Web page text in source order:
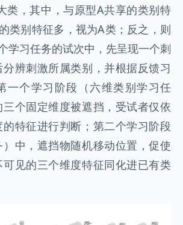
类，其中，与原型A共享的类别特
类别特征多，视为A类；反之，则
学习任务的试次中，先呈现一个刺
辨刺激所属类别，并根据反馈习
一个学习阶段（六维类别学习任
个固定维度被遮挡，受试者仅依
特征进行判断；第二个学习阶段
）中，遮挡物随机移动位置，促使
见的三个维度特征同化进已有类